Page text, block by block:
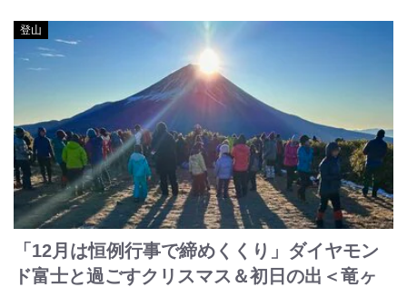
登山
「12月は恒例行事で締めくくり」ダイヤモン
ド富士と過ごすクリスマス＆初日の出＜竜ヶ